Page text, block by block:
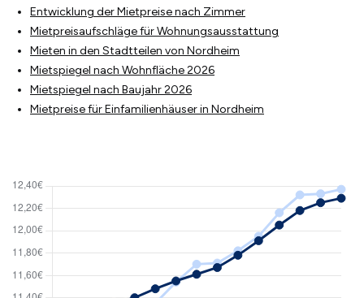
Entwicklung der Mietpreise nach Zimmer
Mietpreisaufschläge für Wohnungsausstattung
Mieten in den Stadtteilen von Nordheim
Mietspiegel nach Wohnfläche 2026
Mietspiegel nach Baujahr 2026
Mietpreise für Einfamilienhäuser in Nordheim